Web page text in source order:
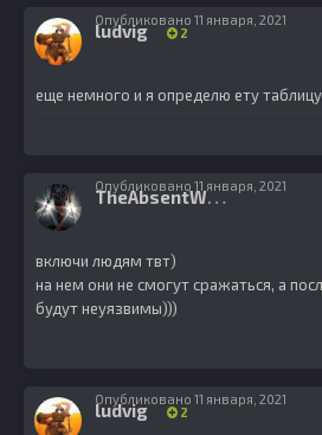
ludvig 2
Опубликовано 11 января, 2021
еще немного и я определю ету
T
heAbsentWorld
Опубликовано 11 января, 2021
включи людям твт)
на нем они не смогут сражаться, а
будут неуязвимы)))
ludvig 2
Опубликовано 11 января, 2021